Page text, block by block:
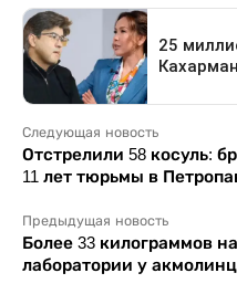
Следующая новость
Отстрелили 58 косуль:
11 лет тюрьмы в
Предыдущая новость
Более 33 килограммов
лаборатории у